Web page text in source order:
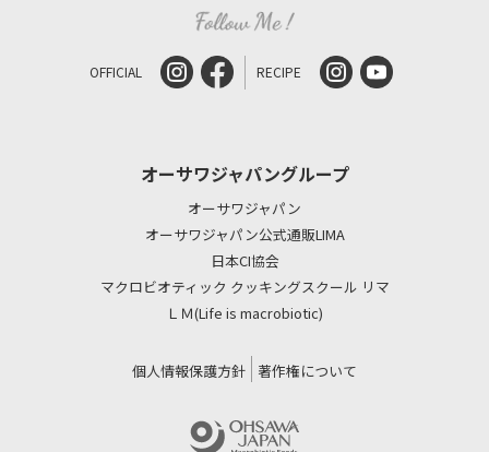
OFFICIAL RECIPE
オーサワジャパングループ
オーサワジャパン
オーサワジャパン公式通販LIMA
日本CI協会
マクロビオティック クッキングスクール リマ
ＬＭ(Life is macrobiotic)
個人情報保護方針 著作権について